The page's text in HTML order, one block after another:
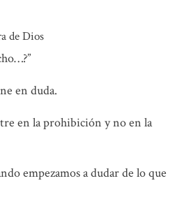
de Dios
en duda.
en la prohibición y no en la
empezamos a dudar de lo que